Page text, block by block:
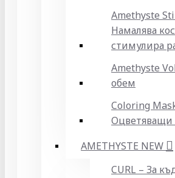
Amethyste
Намалява
стимулира
Amethyste
обем
Coloring
Оцветяващи
AMETHYSTE NEW
CURL – За